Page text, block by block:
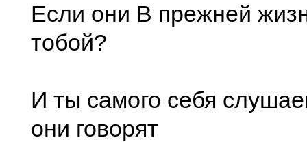
Если они В прежней
тобой?
И ты самого себя
они говорят